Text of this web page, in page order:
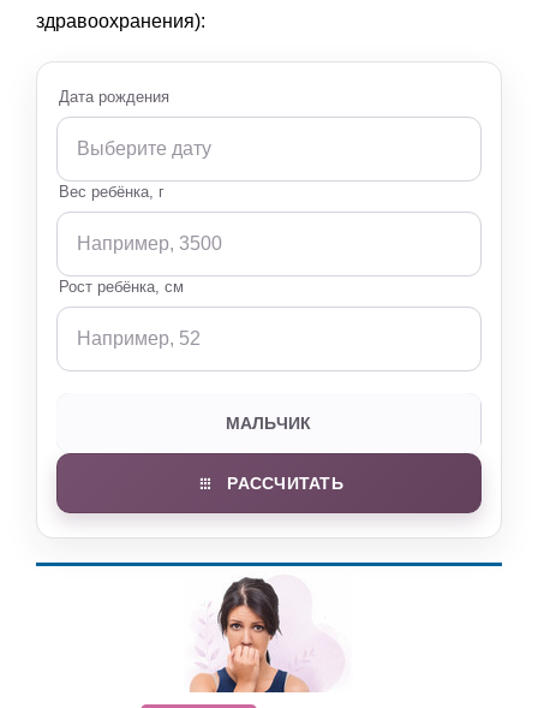
здравоохранения):
Дата рождения
Вес ребёнка, г
Рост ребёнка, см
МАЛЬЧИК
ДЕВОЧКА
РАССЧИТАТЬ